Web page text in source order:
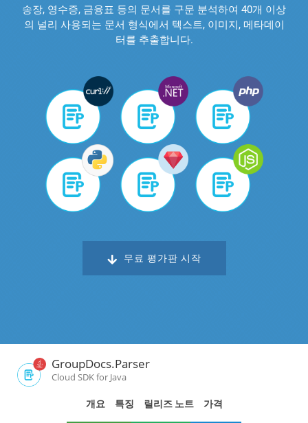
송장, 영수증, 금융표 등의 문서를 구문 분석하여 40개 이상
의 널리 사용되는 문서 형식에서 텍스트, 이미지, 메타데이
터를 추출합니다.
무료 평가판 시작
GroupDocs.Parser
Cloud SDK for Java
개요 특징 릴리즈 노트 가격